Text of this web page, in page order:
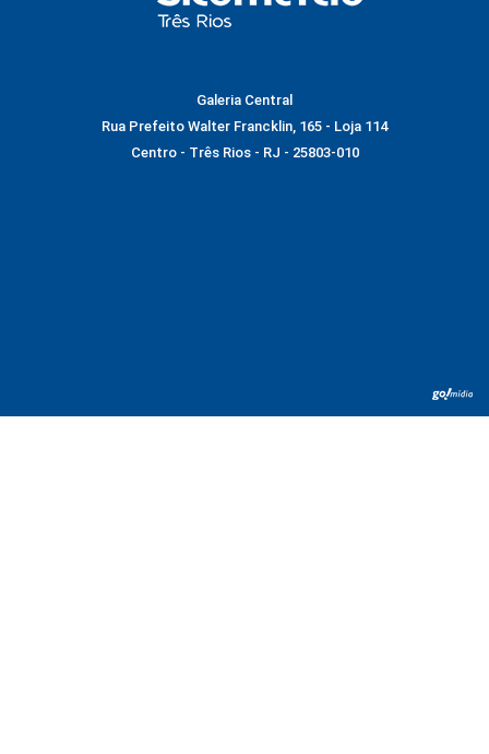
Galeria Central
Rua Prefeito Walter Francklin, 165 - Loja 114
Centro - Três Rios - RJ - 25803-010